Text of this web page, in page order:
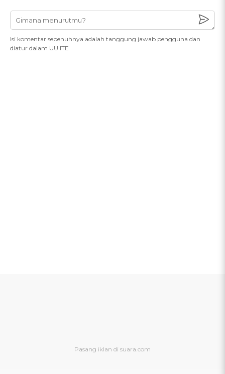
Isi komentar sepenuhnya adalah tanggung jawab pengguna dan
diatur dalam UU ITE